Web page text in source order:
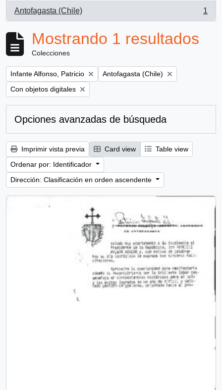
Antofagasta (Chile)
, 1 resultados
1
Mostrando 1 resultados
Colecciones
Remove filter:
Infante Alfonso, Patricio Remove filter:
Antofagasta (Chile)
Remove filter:
Con objetos digitales
Opciones avanzadas de búsqueda
Imprimir vista previa Card view
Table view
Ordenar por: Identificador
Dirección: Clasificación en orden ascendente